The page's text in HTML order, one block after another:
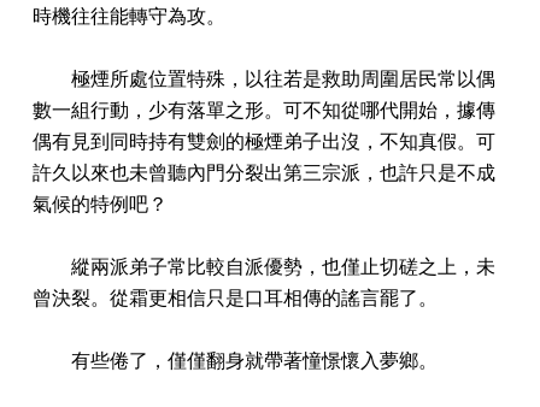
時機往往能轉守為攻。
極煙所處位置特殊，以往若是救助周圍居民常以偶
數一組行動，少有落單之形。可不知從哪代開始，據傳
偶有見到同時持有雙劍的極煙弟子出沒，不知真假。可
許久以來也未曾聽內門分裂出第三宗派，也許只是不成
氣候的特例吧？
縱兩派弟子常比較自派優勢，也僅止切磋之上，未
曾決裂。從霜更相信只是口耳相傳的謠言罷了。
有些倦了，僅僅翻身就帶著憧憬懷入夢鄉。